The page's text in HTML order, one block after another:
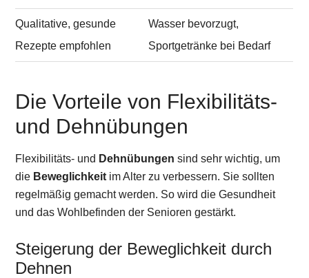
Qualitative, gesunde
Rezepte empfohlen
Wasser bevorzugt,
Sportgetränke bei Bedarf
Die Vorteile von Flexibilitäts-
und Dehnübungen
Flexibilitäts- und Dehnübungen sind sehr wichtig, um
die Beweglichkeit im Alter zu verbessern. Sie sollten
regelmäßig gemacht werden. So wird die Gesundheit
und das Wohlbefinden der Senioren gestärkt.
Steigerung der Beweglichkeit durch
Dehnen